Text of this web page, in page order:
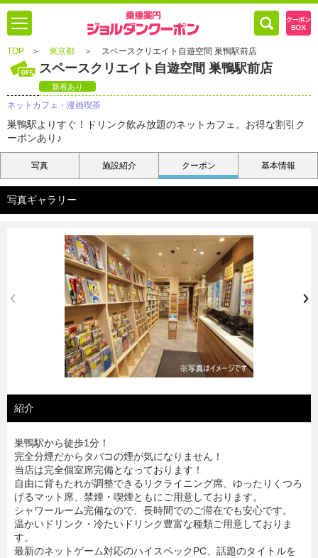
TOP ＞ 東京都 ＞ スペースクリエイト自遊空間 巣鴨駅前店
スペースクリエイト自遊空間 巣鴨駅前店
新着あり
ネットカフェ・漫画喫茶
巣鴨駅よりすぐ！ドリンク飲み放題のネットカフェ。お得な割引ク
ーポンあり♪
写真 施設紹介 クーポン 基本情報
写真ギャラリー
紹介
巣鴨駅から徒歩1分！
完全分煙だからタバコの煙が気になりません！
当店は完全個室席完備となっております！
自由に背もたれが調整できるリクライニング席、ゆったりくつろ
げるマット席、禁煙・喫煙ともにご用意しております。
シャワールーム完備なので、長時間でのご滞在でも安心です。
温かいドリンク・冷たいドリンク豊富な種類ご用意しておりま
す。
最新のネットゲーム対応のハイスペックPC、話題のタイトルを